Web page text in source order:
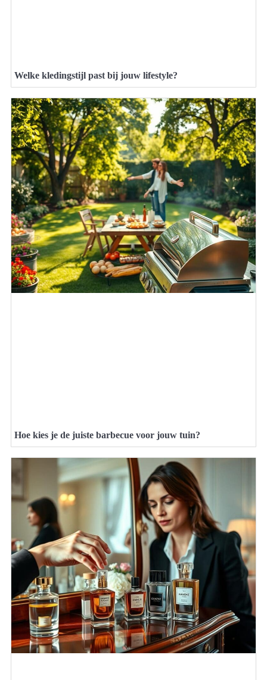
Welke kledingstijl past bij jouw lifestyle?
Hoe kies je de juiste barbecue voor jouw tuin?